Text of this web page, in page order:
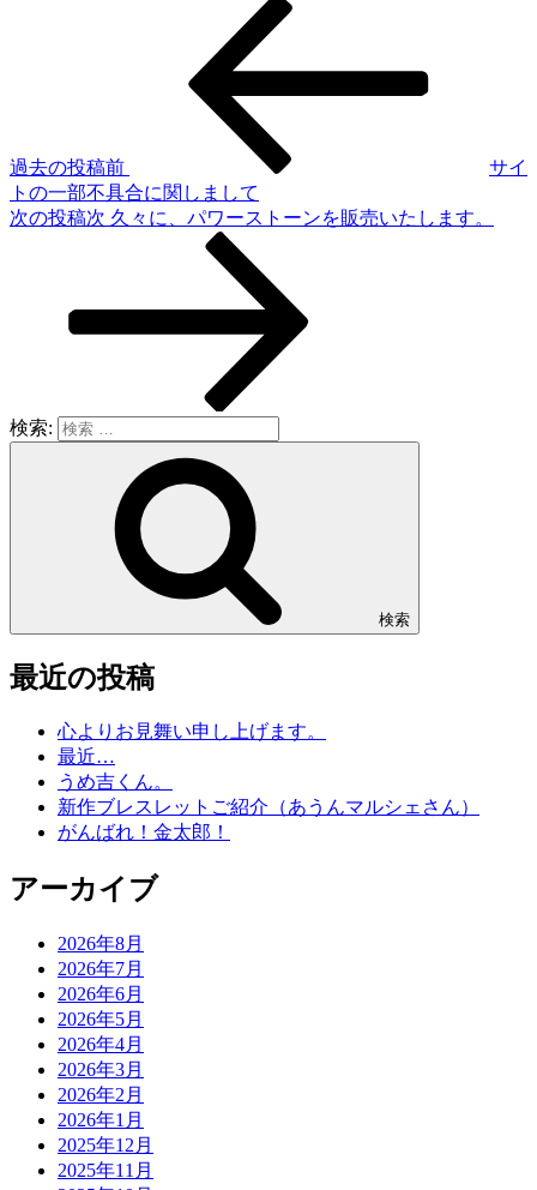
過去の投稿前
サイ
トの一部不具合に関しまして
次の投稿次 久々に、パワーストーンを販売いたします。
検索:
検索
最近の投稿
心よりお見舞い申し上げます。
最近…
うめ吉くん。
新作ブレスレットご紹介（あうんマルシェさん）
がんばれ！金太郎！
アーカイブ
2026年8月
2026年7月
2026年6月
2026年5月
2026年4月
2026年3月
2026年2月
2026年1月
2025年12月
2025年11月